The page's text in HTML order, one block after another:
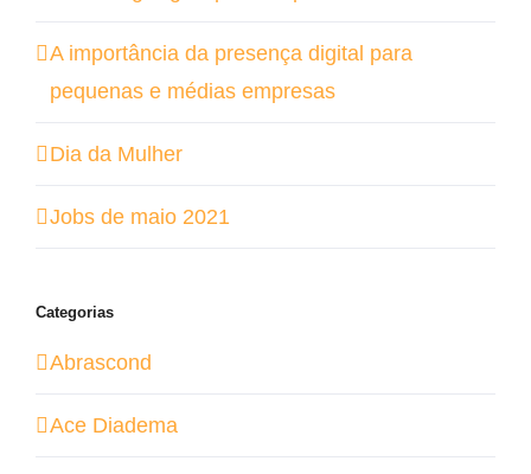
A importância da presença digital para
pequenas e médias empresas
Dia da Mulher
Jobs de maio 2021
Categorias
Abrascond
Ace Diadema